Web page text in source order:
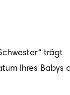
trägt
Ihres Babys